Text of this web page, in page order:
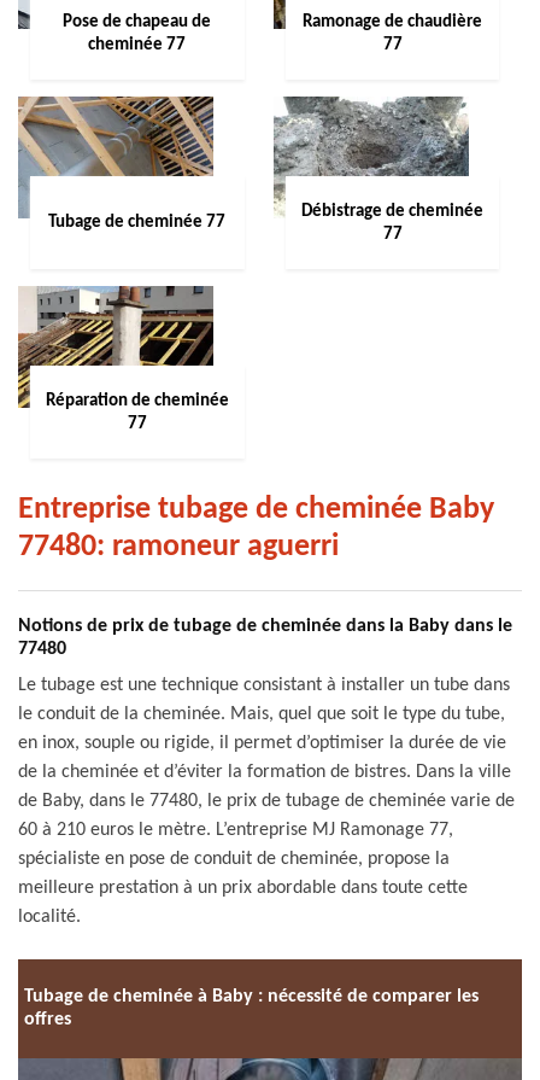
Pose de chapeau de
cheminée 77
Ramonage de chaudière
77
Tubage de cheminée 77
Débistrage de cheminée
77
Réparation de cheminée
77
Entreprise tubage de cheminée Baby
77480: ramoneur aguerri
Notions de prix de tubage de cheminée dans la Baby dans le
77480
Le tubage est une technique consistant à installer un tube dans
le conduit de la cheminée. Mais, quel que soit le type du tube,
en inox, souple ou rigide, il permet d’optimiser la durée de vie
de la cheminée et d’éviter la formation de bistres. Dans la ville
de Baby, dans le 77480, le prix de tubage de cheminée varie de
60 à 210 euros le mètre. L’entreprise MJ Ramonage 77,
spécialiste en pose de conduit de cheminée, propose la
meilleure prestation à un prix abordable dans toute cette
localité.
Tubage de cheminée à Baby : nécessité de comparer les
offres